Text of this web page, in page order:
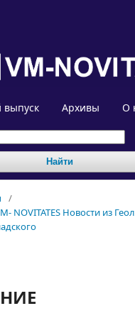
выпуск Архивы О
Найти
/
NOVITATES Новости из